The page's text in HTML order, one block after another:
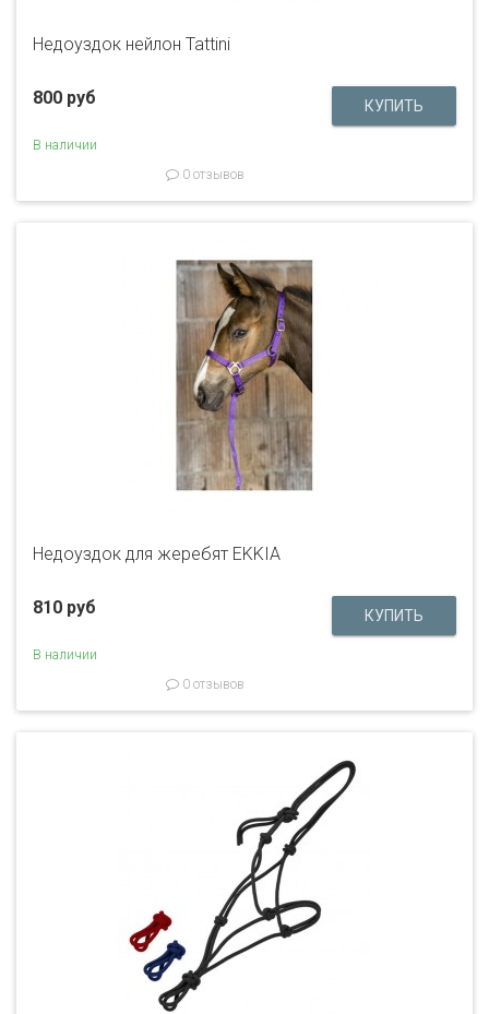
Недоуздок нейлон Tattini
800 руб
В наличии
0 отзывов
Недоуздок для жеребят EKKIA
810 руб
В наличии
0 отзывов